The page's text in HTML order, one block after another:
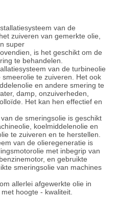
van de
zuiveren van gemerkte olie,
super
is het geschikt om de
te behandelen.
van de turbineolie
te zuiveren. Het ook
en andere smering te
damp, onzuiverheden,
Het kan hen effectief en
de smeringsolie is geschikt
koelmiddelenolie en
te zuiveren en te herstellen.
van de olieregeneratie is
met inbegrip van
en gebruikte
smeringsolie van machines
allerlei afgewerkte olie in
hoogte - kwaliteit.